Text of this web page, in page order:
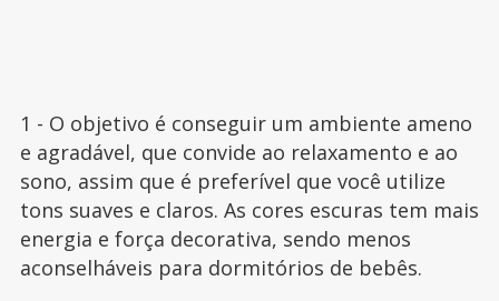
1 - O objetivo é conseguir um ambiente ameno
e agradável, que convide ao relaxamento e ao
sono, assim que é preferível que você utilize
tons suaves e claros. As cores escuras tem mais
energia e força decorativa, sendo menos
aconselháveis para dormitórios de bebês.